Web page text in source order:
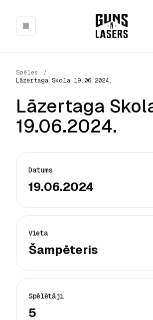
Spēles
/
Lāzertaga Skola 19.06.2024.
Lāzertaga
19.06.2024.
Datums
19.06.2024
Vieta
Šampēteris
Spēlētāji
5